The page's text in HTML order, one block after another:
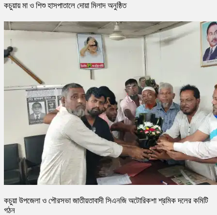
কচুয়ায় মা ও শিশু হাসপাতালে দোয়া মিলাদ অনুষ্ঠিত
কচুয়া উপজেলা ও পৌরসভা জাতীয়তাবাদী সিএনজি অটোরিকশা শ্রমিক দলের কমিটি
গঠন